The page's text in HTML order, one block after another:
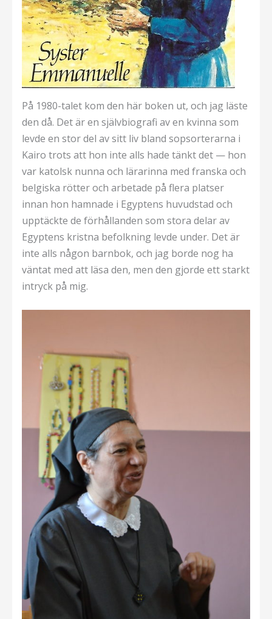
På 1980-talet kom den här boken ut, och jag läste
den då. Det är en självbiografi av en kvinna som
levde en stor del av sitt liv bland sopsorterarna i
Kairo trots att hon inte alls hade tänkt det — hon
var katolsk nunna och lärarinna med franska och
belgiska rötter och arbetade på flera platser
innan hon hamnade i Egyptens huvudstad och
upptäckte de förhållanden som stora delar av
Egyptens kristna befolkning levde under. Det är
inte alls någon barnbok, och jag borde nog ha
väntat med att läsa den, men den gjorde ett starkt
intryck på mig.